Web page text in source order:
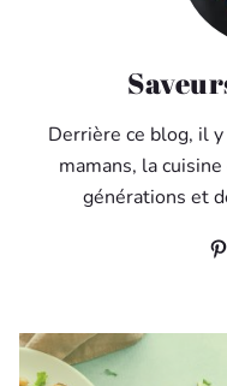
Derrière ce blog, il
mamans, la
générations et